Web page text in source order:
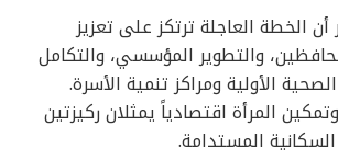
أن الخطة العاجلة ترتكز على تعزيز
والتطوير المؤسسي، والتكامل
الأولية ومراكز تنمية الأسرة.
المرأة اقتصادياً يمثلان ركيزتين
المستدامة.